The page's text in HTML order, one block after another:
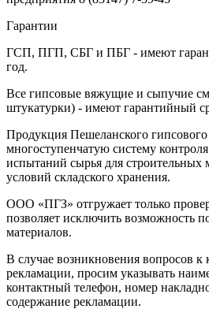
Гарантии
ГСП, ПГП, СБГ и ПБГ - имеют
год.
Все гипсовые вяжущие и сыпучие
штукатурки) - имеют гарантийный
Продукция Пешеланского гипсового
многоступенчатую систему
испытаний сырья для строительных
условий складского хранения.
ООО «ПГЗ» отгружает только
позволяет исключить возможность
материалов.
В случае возникновения вопросов к
рекламации, просим указывать
контактный телефон, номер
содержание рекламации.